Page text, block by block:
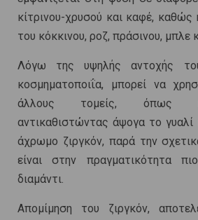
κίτρινου-χρυσού και καφέ,
του κόκκινου, ροζ, πράσινου, μπλε
Λόγω της υψηλής αντοχής
κοσμηματοποιΐα, μπορεί να
άλλους τομείς, όπως η
αντικαθιστώντας άψογα το γυαλί
άχρωμο ζιργκόν, παρά την
είναι στην πραγματικότητα
διαμάντι.
Απομίμηση του ζιργκόν,